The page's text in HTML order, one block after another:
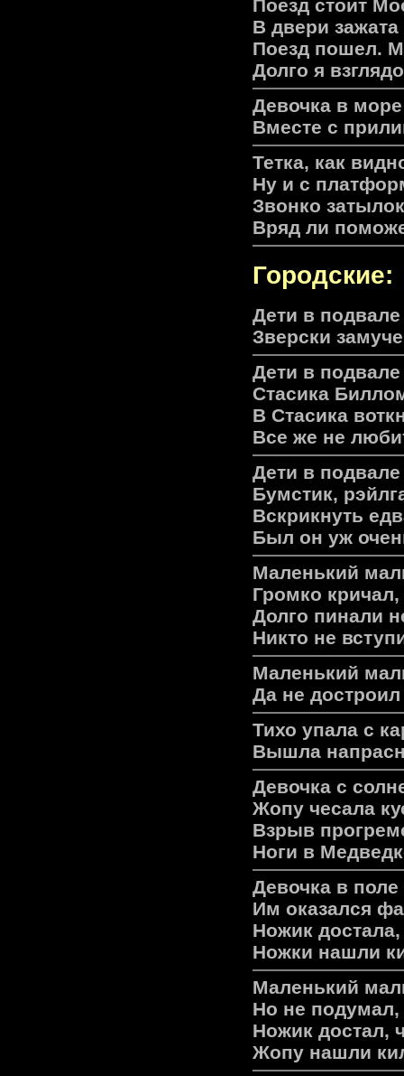
Поезд стоит
В двери
Поезд пошел.
Долго я
Девочкa в
Вместе с
Тетка, как
Ну и с
Звонко
Вряд ли
Городские:
Дети в
Зверски
Дети в подвале
Стасика
В Стасика
Все же не
Дети в подвале
Бумстик,
Вскрикнуть
Был он уж
Маленький
Громко кричал,
Долго пинали
Никто не
Маленький
Да не
Тихо упала с
Вышла
Девочка с
Жопу чесала
Взрыв
Ноги в
Девочка в
Им оказался
Ножик достала,
Ножки нашли
Маленький
Но не подумал,
Ножик достал,
Жопу нашли